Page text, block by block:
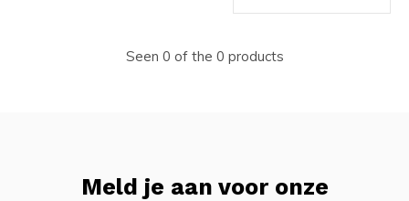
Seen 0 of the 0 products
Meld je aan voor onze